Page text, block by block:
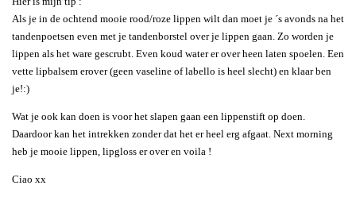
Als je in de ochtend mooie rood/roze lippen wilt dan moet je ´s avonds na het
tandenpoetsen even met je tandenborstel over je lippen gaan. Zo worden je
lippen als het ware gescrubt. Even koud water er over heen laten spoelen. Een
vette lipbalsem erover (geen vaseline of labello is heel slecht) en klaar ben
je!:)
Wat je ook kan doen is voor het slapen gaan een lippenstift op doen.
Daardoor kan het intrekken zonder dat het er heel erg afgaat. Next morning
heb je mooie lippen, lipgloss er over en voila !
Ciao xx